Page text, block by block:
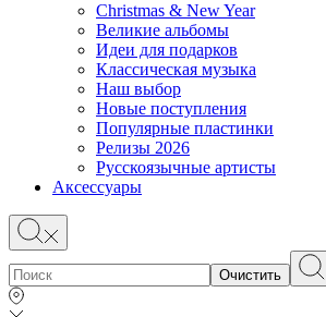
Christmas & New Year
Великие альбомы
Идеи для подарков
Классическая музыка
Наш выбор
Новые поступления
Популярные пластинки
Релизы 2026
Русскоязычные артисты
Аксессуары
Очистить